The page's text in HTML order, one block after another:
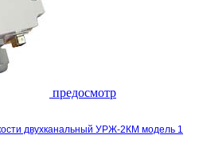
предосмотр
двухканальный УРЖ-2КМ модель 1